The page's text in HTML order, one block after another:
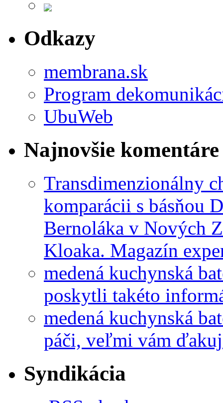
Odkazy
membrana.sk
Program
UbuWeb
Najnovšie komentáre
Transdimenzionálny
komparácii s básňou
Bernoláka v Nových
Kloaka. Magazín
medená kuchynská
poskytli takéto
medená kuchynská
páči, veľmi vám
Syndikácia